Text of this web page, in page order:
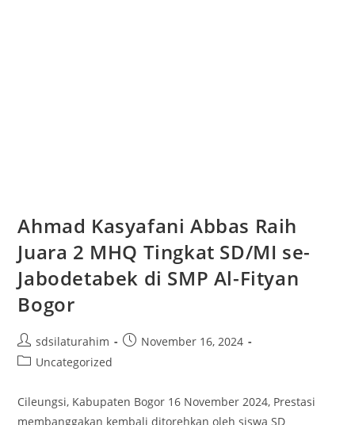
Ahmad Kasyafani Abbas Raih
Juara 2 MHQ Tingkat SD/MI se-
Jabodetabek di SMP Al-Fityan
Bogor
sdsilaturahim
November 16, 2024
Uncategorized
Cileungsi, Kabupaten Bogor 16 November 2024, Prestasi
membanggakan kembali ditorehkan oleh siswa SD